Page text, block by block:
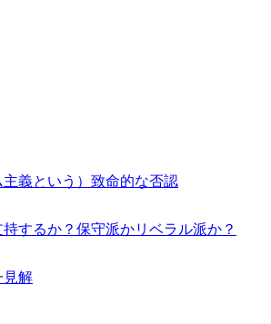
主義という）致命的な否認
するか？保守派かリベラル派か？
見解